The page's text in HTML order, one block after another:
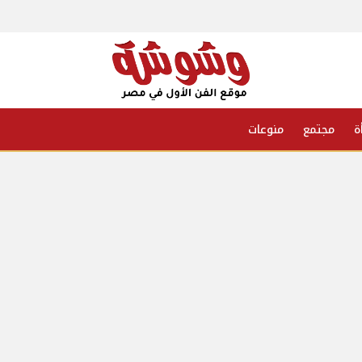
مجتمع منوعات